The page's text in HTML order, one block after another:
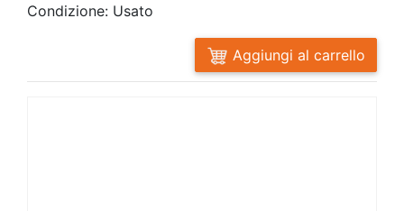
Condizione: Usato
Aggiungi al carrello